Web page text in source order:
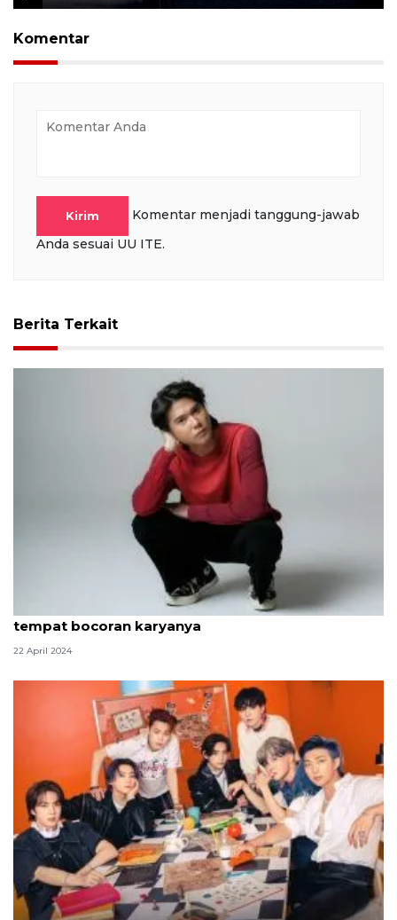
Play Mute Settings
PIP
Komentar
Kirim
Komentar menjadi tanggung-jawab
Anda sesuai UU ITE.
Berita Terkait
Iqbaal Ramadhan buka saluran WhatsApp jadi
tempat bocoran karyanya
22 April 2024